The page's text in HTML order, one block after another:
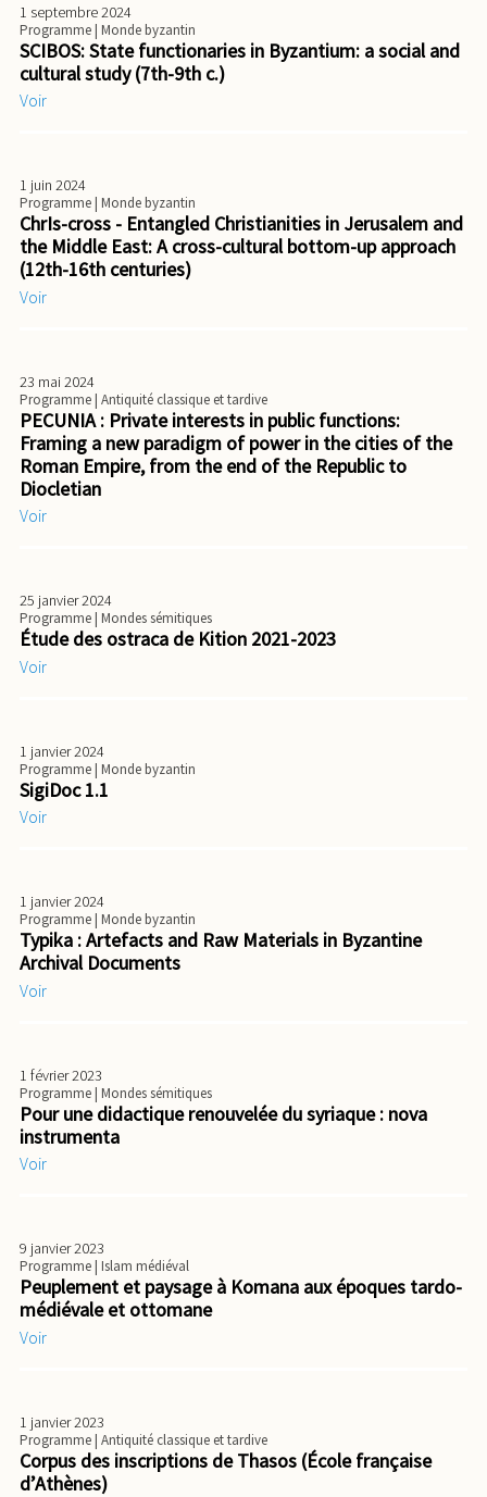
1 septembre 2024
Programme| Monde byzantin
SCIBOS: State functionaries in Byzantium: a social and
cultural study (7th-9th c.)
Voir
1 juin 2024
Programme| Monde byzantin
ChrIs-cross - Entangled Christianities in Jerusalem and
the Middle East: A cross-cultural bottom-up approach
(12th-16th centuries)
Voir
23 mai 2024
Programme| Antiquité classique et tardive
PECUNIA : Private interests in public functions:
Framing a new paradigm of power in the cities of the
Roman Empire, from the end of the Republic to
Diocletian
Voir
25 janvier 2024
Programme| Mondes sémitiques
Étude des ostraca de Kition 2021-2023
Voir
1 janvier 2024
Programme| Monde byzantin
SigiDoc 1.1
Voir
1 janvier 2024
Programme| Monde byzantin
Typika : Artefacts and Raw Materials in Byzantine
Archival Documents
Voir
1 février 2023
Programme| Mondes sémitiques
Pour une didactique renouvelée du syriaque : nova
instrumenta
Voir
9 janvier 2023
Programme| Islam médiéval
Peuplement et paysage à Komana aux époques tardo-
médiévale et ottomane
Voir
1 janvier 2023
Programme| Antiquité classique et tardive
Corpus des inscriptions de Thasos (École française
d’Athènes)